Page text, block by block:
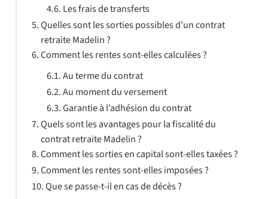
Les frais de transferts
Quelles sont les sorties possibles d’un contrat
retraite Madelin ?
Comment les rentes sont-elles calculées ?
Au terme du contrat
Au moment du versement
Garantie à l’adhésion du contrat
Quels sont les avantages pour la fiscalité du
contrat retraite Madelin ?
Comment les sorties en capital sont-elles taxées ?
Comment les rentes sont-elles imposées ?
Que se passe-t-il en cas de décès ?